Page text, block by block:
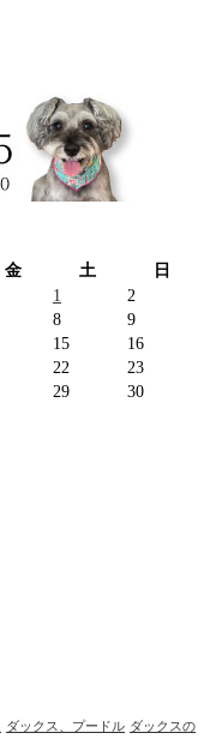
金 土
日
1
2
8
9
15
16
22
23
29
30
ダックス、プードル ダックスの